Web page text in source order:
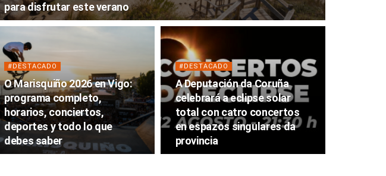
para disfrutar este verano
#DESTACADO
O Marisquiño 2026 en Vigo:
programa completo,
horarios, conciertos,
deportes y todo lo que
debes saber
#DESTACADO
A Deputación da Coruña
celebrará a eclipse solar
total con catro concertos
en espazos singulares da
provincia